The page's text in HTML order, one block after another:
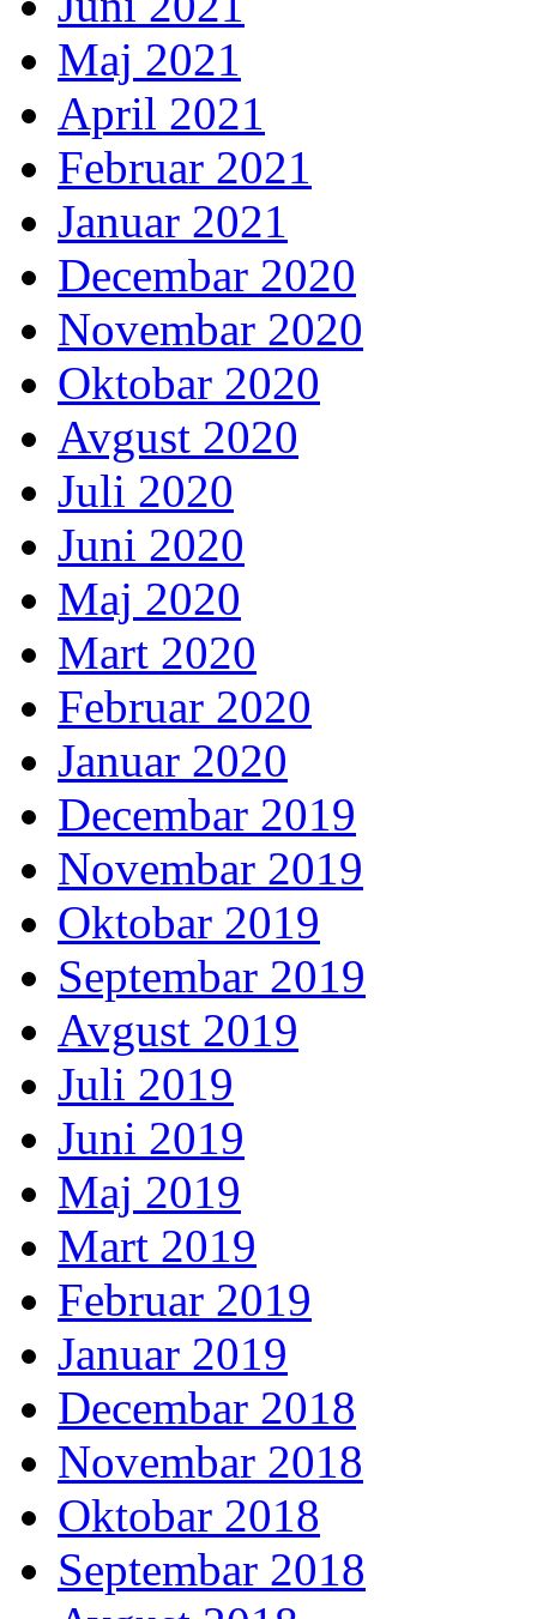
Maj 2021
April 2021
Februar 2021
Januar 2021
Decembar 2020
Novembar 2020
Oktobar 2020
Avgust 2020
Juli 2020
Juni 2020
Maj 2020
Mart 2020
Februar 2020
Januar 2020
Decembar 2019
Novembar 2019
Oktobar 2019
Septembar 2019
Avgust 2019
Juli 2019
Juni 2019
Maj 2019
Mart 2019
Februar 2019
Januar 2019
Decembar 2018
Novembar 2018
Oktobar 2018
Septembar 2018